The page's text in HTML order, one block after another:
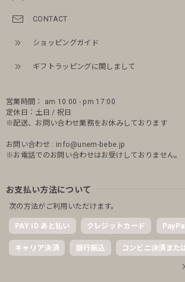
CONTACT
ショッピングガイド
ギフトラッピングに関しまして
営業時間： am 10:00 - pm 17:00
定休日：土日 / 祝日
※配送、お問い合わせ業務をお休みしております
お問い合わせ : info@unem-bebe.jp
※お電話でのお問い合わせはお受けしておりません。
お支払い方法について
次の方法がご利用いただけます。
PAY ID あと払い クレジットカード
キャリア決済 銀行振込 コンビニ決済また